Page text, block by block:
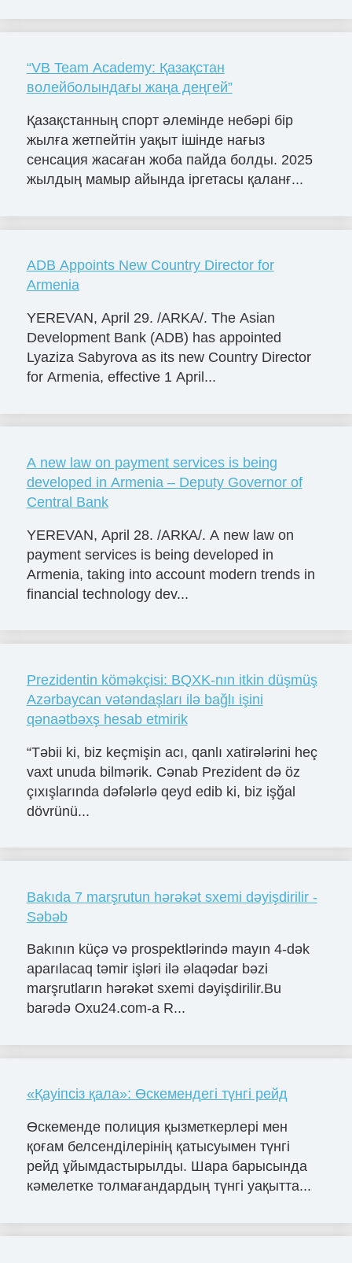
“VB Team Academy: Қазақстан
волейболындағы жаңа деңгей”
Қазақстанның спорт әлемінде небәрі бір
жылға жетпейтін уақыт ішінде нағыз
сенсация жасаған жоба пайда болды. 2025
жылдың мамыр айында іргетасы қаланғ...
ADB Appoints New Country Director for
Armenia
YEREVAN, April 29. /ARKA/. The Asian
Development Bank (ADB) has appointed
Lyaziza Sabyrova as its new Country Director
for Armenia, effective 1 April...
A new law on payment services is being
developed in Armenia – Deputy Governor of
Central Bank
YEREVAN, April 28. /ARКА/. A new law on
payment services is being developed in
Armenia, taking into account modern trends in
financial technology dev...
Prezidentin köməkçisi: BQXK-nın itkin düşmüş
Azərbaycan vətəndaşları ilə bağlı işini
qənaətbəxş hesab etmirik
“Təbii ki, biz keçmişin acı, qanlı xatirələrini heç
vaxt unuda bilmərik. Cənab Prezident də öz
çıxışlarında dəfələrlə qeyd edib ki, biz işğal
dövrünü...
Bakıda 7 marşrutun hərəkət sxemi dəyişdirilir -
Səbəb
Bakının küçə və prospektlərində mayın 4-dək
aparılacaq təmir işləri ilə əlaqədar bəzi
marşrutların hərəkət sxemi dəyişdirilir.Bu
barədə Oxu24.com-a R...
«Қауіпсіз қала»: Өскемендегі түнгі рейд
Өскеменде полиция қызметкерлері мен
қоғам белсенділерінің қатысуымен түнгі
рейд ұйымдастырылды. Шара барысында
кәмелетке толмағандардың түнгі уақытта...